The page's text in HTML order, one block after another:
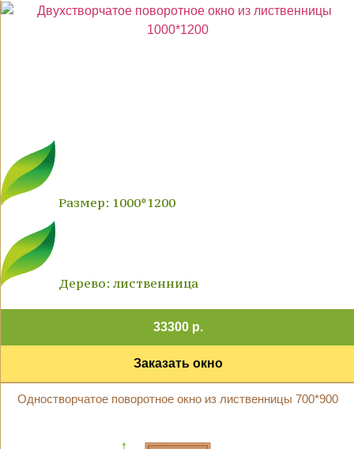
Размер: 1000*1200
Дерево: лиственница
33300 р.
Заказать окно
Одностворчатое поворотное окно из лиственницы 700*900